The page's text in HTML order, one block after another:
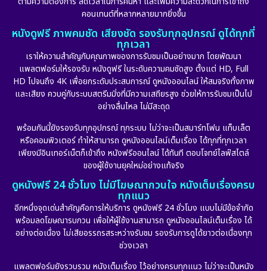
คอนเทนต์ที่หลากหลายมากยิ่งขึ้น
หนังดูฟรี ภาพคมชัด เสียงชัด รองรับทุกอุปกรณ์ ดูได้ทุกที่
ทุกเวลา
เราให้ความสำคัญกับคุณภาพของการรับชมเป็นอย่างมาก โดยพัฒนา
แพลตฟอร์มให้รองรับ หนังดูฟรี ในระดับความคมชัดสูง ตั้งแต่ HD, Full
HD ไปจนถึง 4K เพื่อยกระดับประสบการณ์ ดูหนังออนไลน์ ให้สมจริงทั้งภาพ
และเสียง ควบคู่กับระบบสตรีมมิ่งที่มีความเสถียรสูง ช่วยให้การรับชมเป็นไป
อย่างลื่นไหล ไม่มีสะดุด
พร้อมกันนี้ยังรองรับทุกอุปกรณ์ ทุกระบบ ไม่ว่าจะเป็นสมาร์ทโฟน แท็บเล็ต
หรือคอมพิวเตอร์ ทำให้สามารถ ดูหนังออนไลน์เต็มเรื่อง ได้ทุกที่ทุกเวลา
เพียงมีอินเทอร์เน็ตก็เข้าถึง หนังฟรีออนไลน์ ได้ทันที ตอบโจทย์ไลฟ์สไตล์
ของผู้ใช้งานยุคใหม่อย่างแท้จริง
ดูหนังฟรี 24 ชั่วโมง ไม่มีโฆษณากวนใจ หนังเต็มเรื่องครบ
ทุกแนว
อีกหนึ่งจุดเด่นสำคัญคือการให้บริการ ดูหนังฟรี 24 ชั่วโมง แบบไม่มีข้อจำกัด
พร้อมลดโฆษณารบกวน เพื่อให้ผู้ใช้งานสามารถ ดูหนังออนไลน์เต็มเรื่อง ได้
อย่างต่อเนื่อง ไม่เสียอรรถรสระหว่างรับชม รองรับการดูได้ยาวต่อเนื่องทุก
ช่วงเวลา
แพลตฟอร์มยังรวบรวม หนังเต็มเรื่อง ไว้อย่างครบทุกแนว ไม่ว่าจะเป็นหนัง